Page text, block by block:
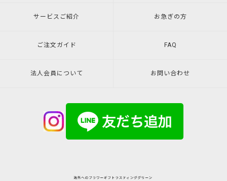
サービスご紹介 お急ぎの方
ご注文ガイド FAQ
法人会員について お問い合わせ